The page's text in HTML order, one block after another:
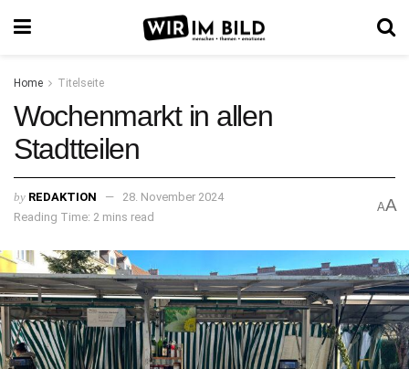
Home Titelseite
Wochenmarkt in allen
Stadtteilen
by REDAKTION
28. November 2024
Reading Time: 2 mins read
AA